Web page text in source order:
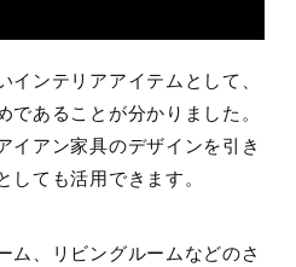
インテリアアイテムとして、
であることが分かりました。
イアン家具のデザインを引き
しても活用できます。
ム、リビングルームなどのさ